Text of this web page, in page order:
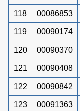
118 00086853
119 00090174
120 00090370
121 00090408
122 00090842
123 00091363